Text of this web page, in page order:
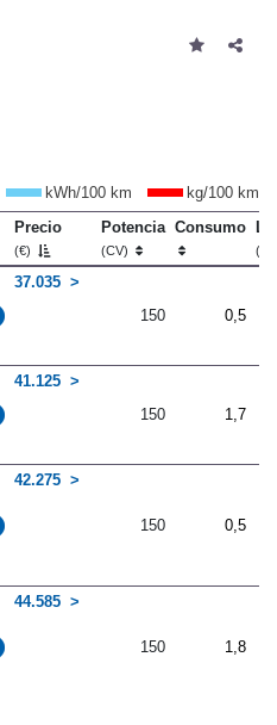
kWh/100 km
kg/100 km
Precio
(€)
Potencia
(CV)
Consumo
37.035
150
0,5
41.125
150
1,7
42.275
150 0,5
44.585
150 1,8